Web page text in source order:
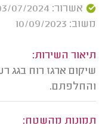
אשרור: 03/07/2024
משוב: 10/09/2023
תיאור השירות:
שיקום ארגז רוח בגג
והחלפתם.
תמונות מהשטח: